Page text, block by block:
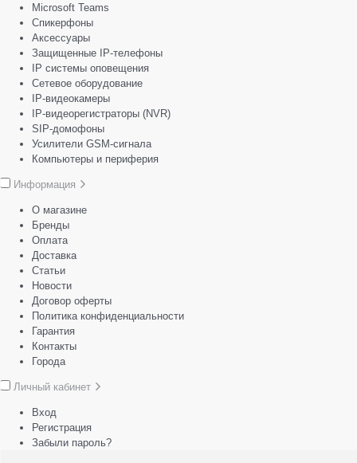
Microsoft Teams
Спикерфоны
Аксессуары
Защищенные IP-телефоны
IP системы оповещения
Сетевое оборудование
IP-видеокамеры
IP-видеорегистраторы (NVR)
SIP-домофоны
Усилители GSM-сигнала
Компьютеры и периферия
Информация
О магазине
Бренды
Оплата
Доставка
Статьи
Новости
Договор оферты
Политика конфиденциальности
Гарантия
Контакты
Города
Личный кабинет
Вход
Регистрация
Забыли пароль?